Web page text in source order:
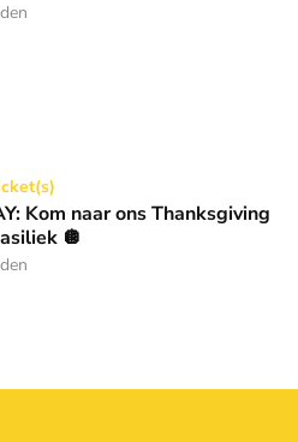
Thanksgiving gala in de
Kom naar ons Thanksgiving
🪩